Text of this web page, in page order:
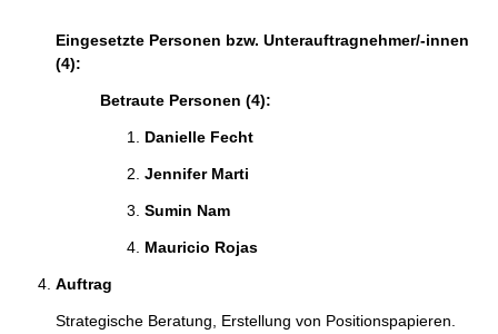
Eingesetzte Personen bzw. Unterauftragnehmer/-innen
(4):
Betraute Personen (4):
Danielle Fecht
Jennifer Marti
Sumin Nam
Mauricio Rojas
Auftrag
Strategische Beratung, Erstellung von Positionspapieren.